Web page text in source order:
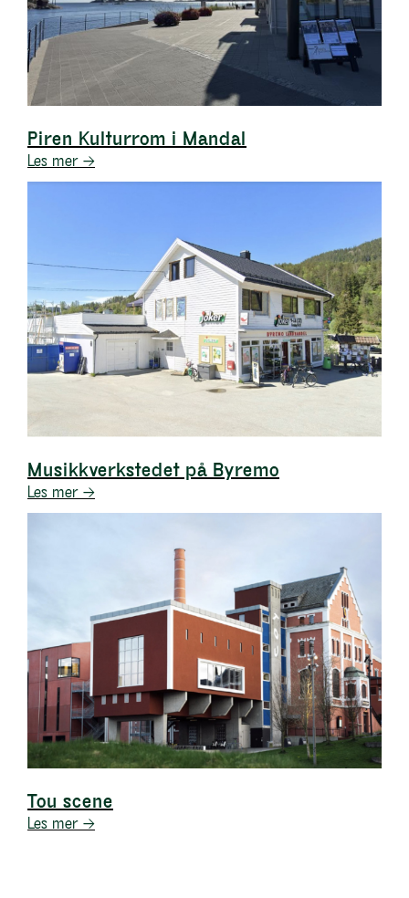
Piren Kulturrom i Mandal
Les mer →
Musikkverkstedet på Byremo
Les mer →
Tou scene
Les mer →